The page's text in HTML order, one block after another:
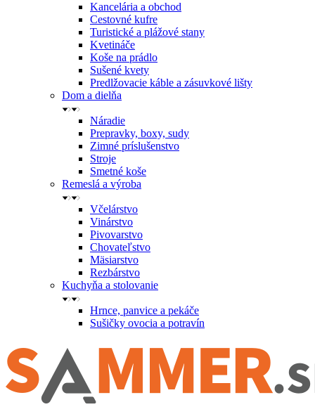
Kancelária a obchod
Cestovné kufre
Turistické a plážové stany
Kvetináče
Koše na prádlo
Sušené kvety
Predlžovacie káble a zásuvkové lišty
Dom a dielňa
Náradie
Prepravky, boxy, sudy
Zimné príslušenstvo
Stroje
Smetné koše
Remeslá a výroba
Včelárstvo
Vinárstvo
Pivovarstvo
Chovateľstvo
Mäsiarstvo
Rezbárstvo
Kuchyňa a stolovanie
Hrnce, panvice a pekáče
Sušičky ovocia a potravín